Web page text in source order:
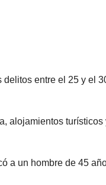
delitos entre el 25 y el
alojamientos turísticos
a un hombre de 45